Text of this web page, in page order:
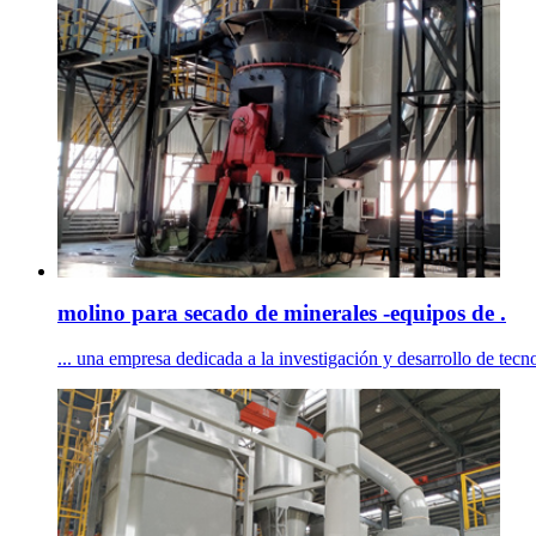
molino para secado de minerales -equipos de .
... una empresa dedicada a la investigación y desarrollo de